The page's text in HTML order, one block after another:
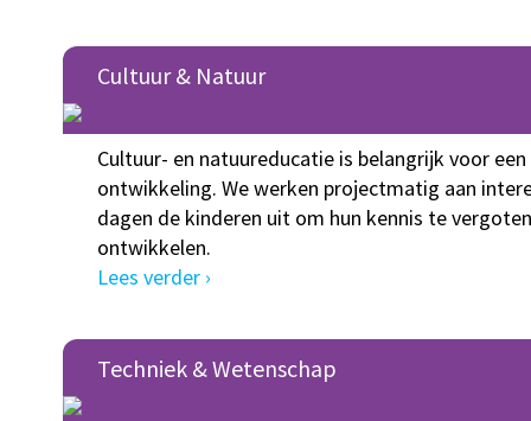
Cultuur & Natuur
Cultuur- en natuureducatie is belangrijk voor
ontwikkeling. We werken projectmatig aan
dagen de kinderen uit om hun kennis te
ontwikkelen.
Lees verder ›
Techniek & Wetenschap